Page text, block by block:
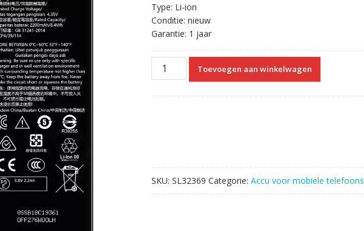
Type: Li-ion
Conditie: nieuw
Garantie: 1 jaar
Accu
L17D1P35
Toevoegen aan winkelwagen
SKU: SL32369 Categorie: Accu voor mobiele telefoons